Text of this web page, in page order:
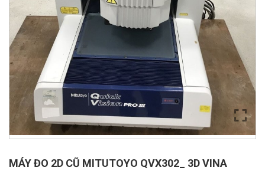
MÁY ĐO 2D CŨ MITUTOYO QVX302_ 3D VINA